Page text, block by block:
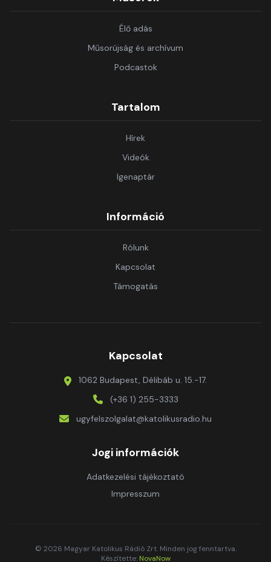
Élő adás
Műsorújság és archívum
Podcastok
Tartalom
Hírek
Videók
Igenaptár
Információ
Rólunk
Kapcsolat
Támogatás
Kapcsolat
1062 Budapest, Délibáb u. 15.-17.
(+36 1) 255-3333
ugyfelszolgalat@katolikusradio.hu
Jogi információk
Adatkezelési tájékoztató
Impresszum
© 2026 Magyar Katolikus Rádió Zrt. Minden jog fenntartva.
Készítette: NovaNow